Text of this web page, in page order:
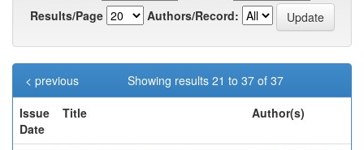
Results/Page
Authors/Record:
Showing results 21 to 37 of 37
< previous
Issue
Date
Title Author(s)